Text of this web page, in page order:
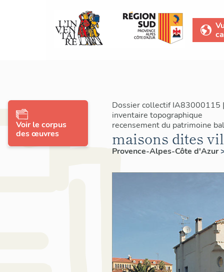
Dossier collectif IA83000115
inventaire topographique
recensement du patrimoine
maisons dites
Provence-Alpes-Côte d'Azur
Voir le corpus
des œuvres